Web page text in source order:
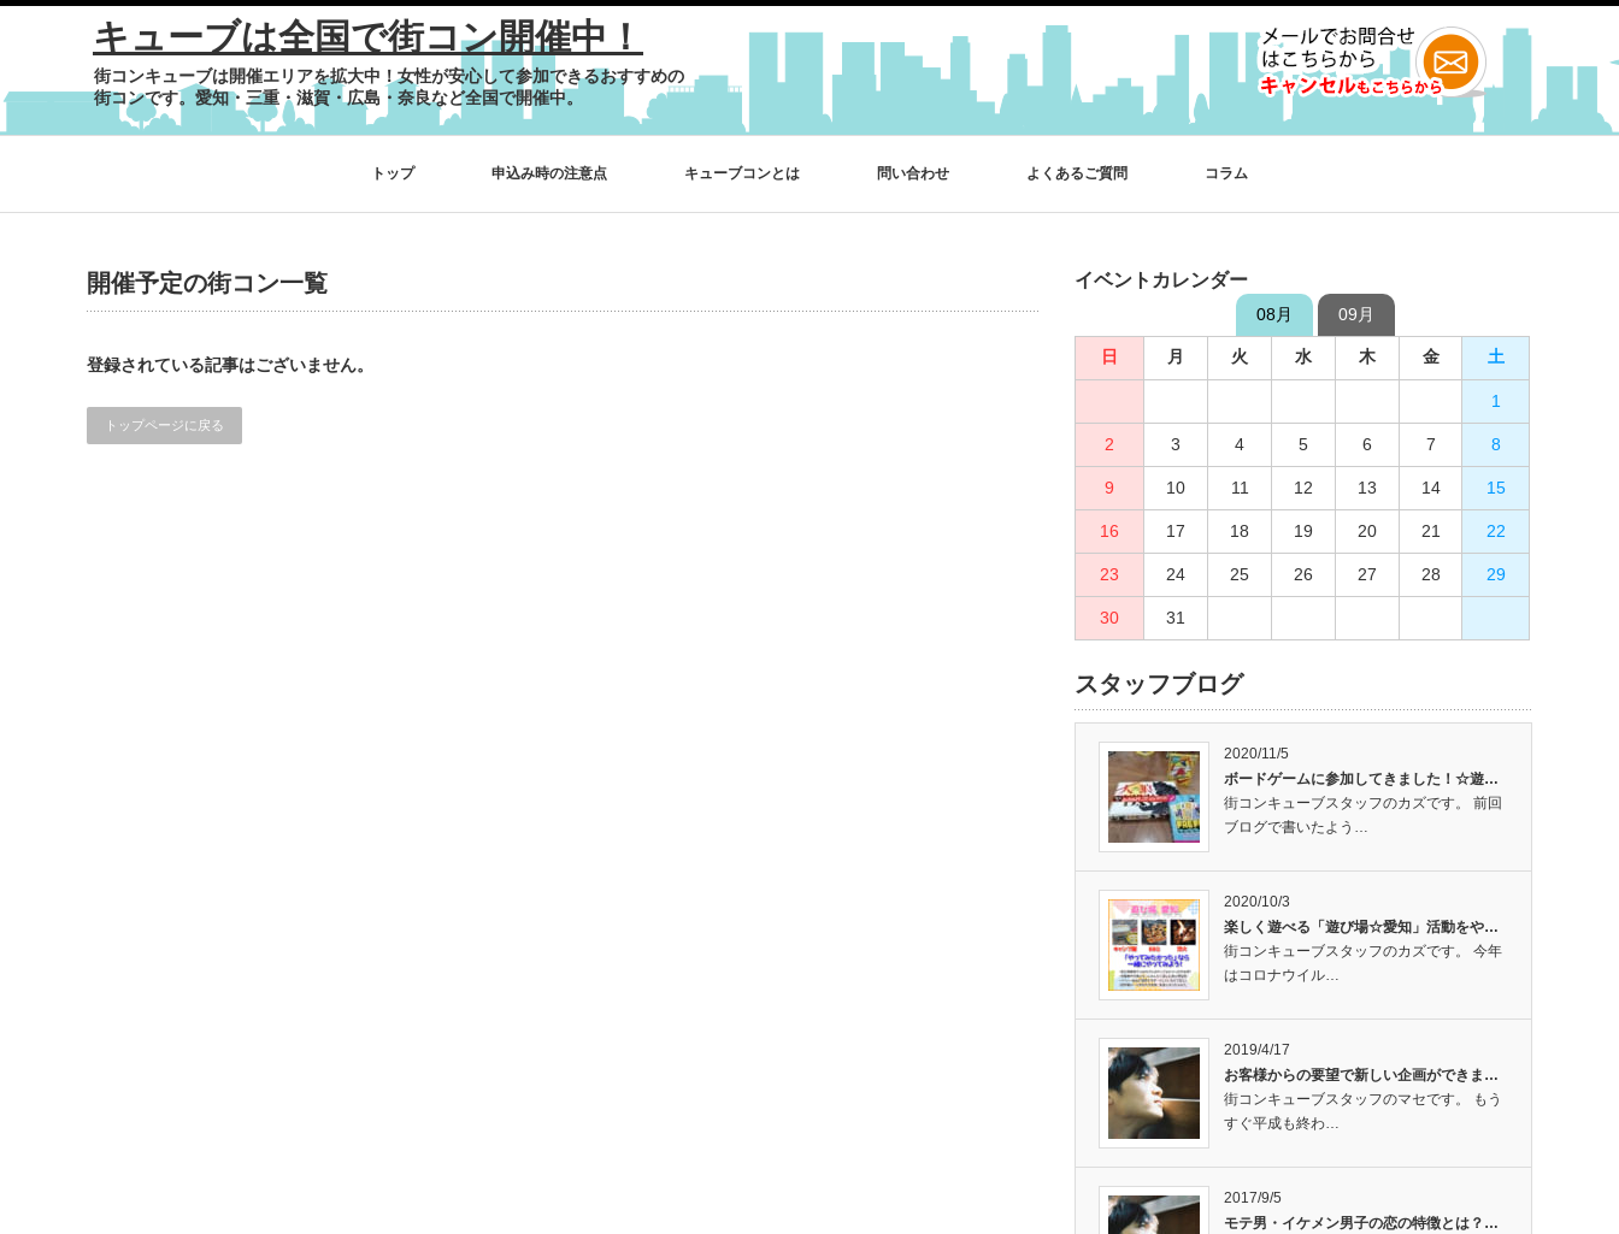
キューブは全国で街コン開催中！
街コンキューブは開催エリアを拡大中！女性が安心して参加できるおすすめの
街コンです。愛知・三重・滋賀・広島・奈良など全国で開催中。
トップ 申込み時の注意点 キューブコンとは 問い合わせ よくあるご質問 コラム
開催予定の街コン一覧
登録されている記事はございません。
トップページに戻る
イベントカレンダー
08月 09月
日 月 火 水 木 金 土
1
2 3 4 5 6 7 8
9 10 11 12 13 14 15
16 17 18 19 20 21 22
23 24 25 26 27 28 29
30 31
日 月 火 水 木 金 土
5
6 7 8 9 10 11 12
13 14 15 16 17 18 19
20 21 22 23 24 25 26
27 28 29 30
スタッフブログ
2020/11/5
ボードゲームに参加してきました！☆遊…
街コンキューブスタッフのカズです。 前回
ブログで書いたよう…
2020/10/3
楽しく遊べる「遊び場☆愛知」活動をや…
街コンキューブスタッフのカズです。 今年
はコロナウイル…
2019/4/17
お客様からの要望で新しい企画ができま…
街コンキューブスタッフのマセです。 もう
すぐ平成も終わ…
2017/9/5
モテ男・イケメン男子の恋の特徴とは？…